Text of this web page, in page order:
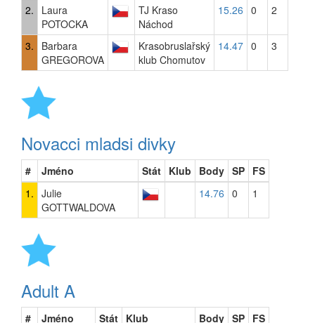
2.
Laura
POTOCKA
TJ Kraso
Náchod
15.26 0 2
3.
Barbara
GREGOROVA
Krasobruslařský
klub Chomutov
14.47 0 3
Novacci mladsi divky
# Jméno Stát Klub Body SP FS
1. Julie
GOTTWALDOVA
14.76 0 1
Adult A
# Jméno Stát Klub Body SP FS